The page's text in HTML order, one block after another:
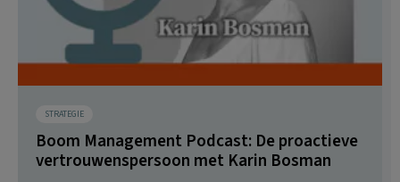
STRATEGIE
Boom Management Podcast: De proactieve
vertrouwenspersoon met Karin Bosman